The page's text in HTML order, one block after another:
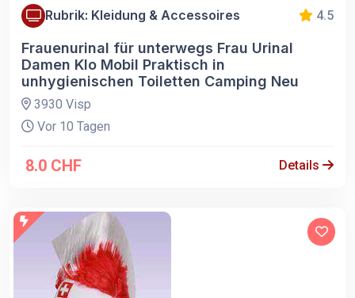
Rubrik: Kleidung & Accessoires 4.5
Frauenurinal für unterwegs Frau Urinal
Damen Klo Mobil Praktisch in
unhygienischen Toiletten Camping Neu
3930 Visp
Vor 10 Tagen
8.0 CHF Details